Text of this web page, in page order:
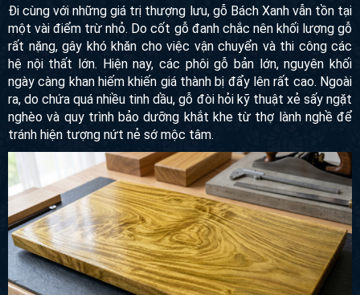
Đi cùng với những giá trị thượng lưu, gỗ Bách Xanh vẫn tồn tại
một vài điểm trừ nhỏ. Do cốt gỗ đanh chắc nên khối lượng gỗ
rất nặng, gây khó khăn cho việc vận chuyển và thi công các
hệ nội thất lớn. Hiện nay, các phôi gỗ bản lớn, nguyên khối
ngày càng khan hiếm khiến giá thành bị đẩy lên rất cao. Ngoài
ra, do chứa quá nhiều tinh dầu, gỗ đòi hỏi kỹ thuật xẻ sấy ngặt
nghèo và quy trình bảo dưỡng khắt khe từ thợ lành nghề để
tránh hiện tượng nứt nẻ sớ mộc tâm.